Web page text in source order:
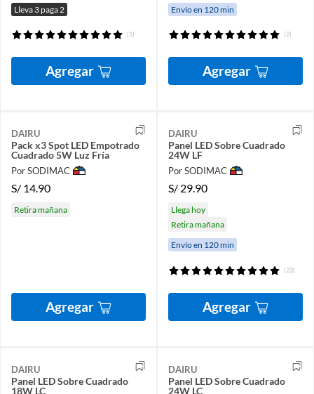
Lleva 3 paga 2
(1)
Agregar
Envío en 120 min
(2)
Agregar
DAIRU
Pack x3 Spot LED Empotrado
Cuadrado 5W Luz Fría
Por SODIMAC
S/ 14.90
Retira mañana
Agregar
DAIRU
Panel LED Sobre Cuadrado
24W LF
Por SODIMAC
S/ 29.90
Llega hoy
Retira mañana
Envío en 120 min
(23)
Agregar
DAIRU
Panel LED Sobre Cuadrado
18W LC
DAIRU
Panel LED Sobre Cuadrado
24W LC